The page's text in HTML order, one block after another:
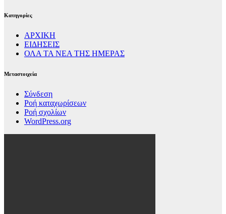
Kατηγορίες
ΑΡΧΙΚΗ
ΕΙΔΗΣΕΙΣ
ΟΛΑ ΤΑ ΝΕΑ ΤΗΣ ΗΜΕΡΑΣ
Μεταστοιχεία
Σύνδεση
Ροή καταχωρίσεων
Ροή σχολίων
WordPress.org